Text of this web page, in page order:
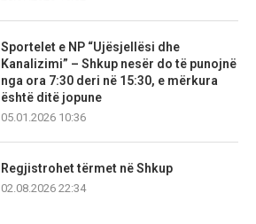
Sportelet e NP “Ujësjellësi dhe
Kanalizimi” – Shkup nesër do të punojnë
nga ora 7:30 deri në 15:30, e mërkura
është ditë jopune
05.01.2026 10:36
Regjistrohet tërmet në Shkup
02.08.2026 22:34